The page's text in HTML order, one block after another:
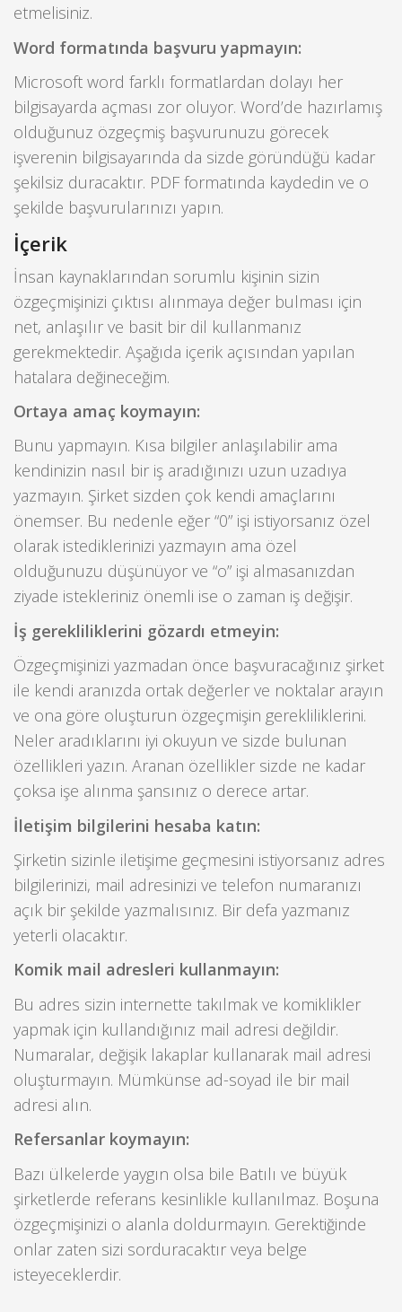
etmelisiniz.
Word formatında başvuru yapmayın:
Microsoft word farklı formatlardan dolayı her
bilgisayarda açması zor oluyor. Word’de hazırlamış
olduğunuz özgeçmiş başvurunuzu görecek
işverenin bilgisayarında da sizde göründüğü kadar
şekilsiz duracaktır. PDF formatında kaydedin ve o
şekilde başvurularınızı yapın.
İçerik
İnsan kaynaklarından sorumlu kişinin sizin
özgeçmişinizi çıktısı alınmaya değer bulması için
net, anlaşılır ve basit bir dil kullanmanız
gerekmektedir. Aşağıda içerik açısından yapılan
hatalara değineceğim.
Ortaya amaç koymayın:
Bunu yapmayın. Kısa bilgiler anlaşılabilir ama
kendinizin nasıl bir iş aradığınızı uzun uzadıya
yazmayın. Şirket sizden çok kendi amaçlarını
önemser. Bu nedenle eğer “0” işi istiyorsanız özel
olarak istediklerinizi yazmayın ama özel
olduğunuzu düşünüyor ve “o” işi almasanızdan
ziyade istekleriniz önemli ise o zaman iş değişir.
İş gerekliliklerini gözardı etmeyin:
Özgeçmişinizi yazmadan önce başvuracağınız şirket
ile kendi aranızda ortak değerler ve noktalar arayın
ve ona göre oluşturun özgeçmişin gerekliliklerini.
Neler aradıklarını iyi okuyun ve sizde bulunan
özellikleri yazın. Aranan özellikler sizde ne kadar
çoksa işe alınma şansınız o derece artar.
İletişim bilgilerini hesaba katın:
Şirketin sizinle iletişime geçmesini istiyorsanız adres
bilgilerinizi, mail adresinizi ve telefon numaranızı
açık bir şekilde yazmalısınız. Bir defa yazmanız
yeterli olacaktır.
Komik mail adresleri kullanmayın:
Bu adres sizin internette takılmak ve komiklikler
yapmak için kullandığınız mail adresi değildir.
Numaralar, değişik lakaplar kullanarak mail adresi
oluşturmayın. Mümkünse ad-soyad ile bir mail
adresi alın.
Refersanlar koymayın:
Bazı ülkelerde yaygın olsa bile Batılı ve büyük
şirketlerde referans kesinlikle kullanılmaz. Boşuna
özgeçmişinizi o alanla doldurmayın. Gerektiğinde
onlar zaten sizi sorduracaktır veya belge
isteyeceklerdir.